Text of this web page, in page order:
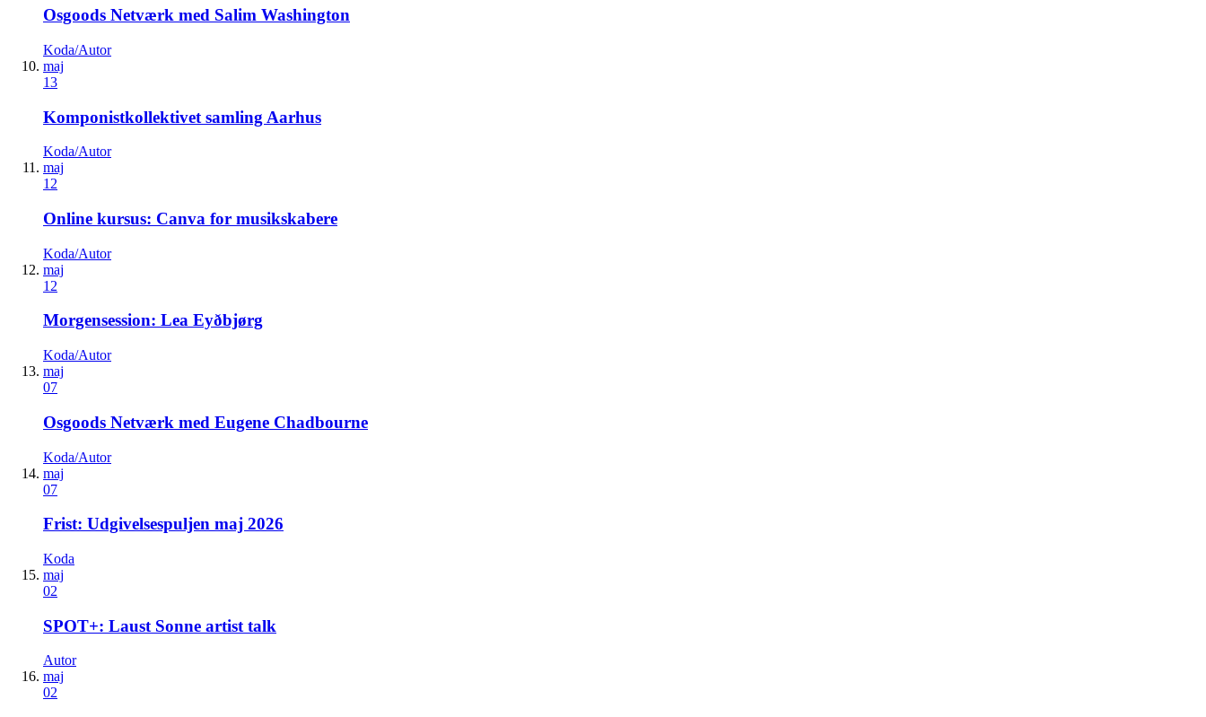
Osgoods Netværk med Salim Washington
Koda/Autor
maj
13
Komponistkollektivet samling Aarhus
Koda/Autor
maj
12
Online kursus: Canva for musikskabere
Koda/Autor
maj
12
Morgensession: Lea Eyðbjørg
Koda/Autor
maj
07
Osgoods Netværk med Eugene Chadbourne
Koda/Autor
maj
07
Frist: Udgivelsespuljen maj 2026
Koda
maj
02
SPOT+: Laust Sonne artist talk
Autor
maj
02